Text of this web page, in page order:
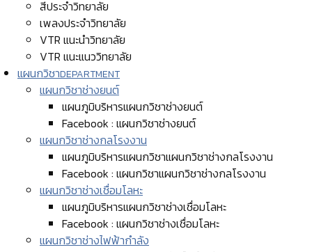
สีประจำวิทยาลัย
เพลงประจำวิทยาลัย
VTR แนะนำวิทยาลัย
VTR แนะแนววิทยาลัย
แผนกวิชาDEPARTMENT
แผนกวิชาช่างยนต์
แผนภูมิบริหารแผนกวิชาช่างยนต์
Facebook : แผนกวิชาช่างยนต์
แผนกวิชาช่างกลโรงงาน
แผนภูมิบริหารแผนกวิชาแผนกวิชาช่างกลโรงงาน
Facebook : แผนกวิชาแผนกวิชาช่างกลโรงงาน
แผนกวิชาช่างเชื่อมโลหะ
แผนภูมิบริหารแผนกวิชาช่างเชื่อมโลหะ
Facebook : แผนกวิชาช่างเชื่อมโลหะ
แผนกวิชาช่างไฟฟ้ากำลัง